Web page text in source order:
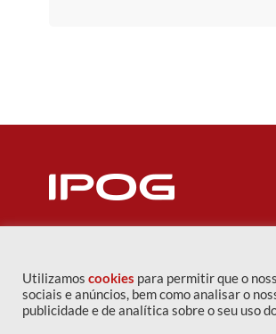
Utilizamos cookies para permitir que o
sociais e anúncios, bem como analisar o
publicidade e de analítica sobre o seu uso